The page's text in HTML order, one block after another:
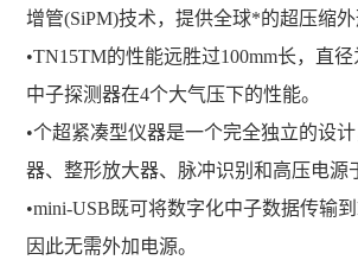
增管(SiPM)技术，提供全球*的超压缩外
•TN15TM的性能远胜过100mm长，直径
中子探测器在4个大气压下的性能。
•个超紧凑型仪器是一个完全独立的设
器、整形放大器、脉冲识别和高压电源
•mini-USB既可将数字化中子数据传输到
因此无需外加电源。